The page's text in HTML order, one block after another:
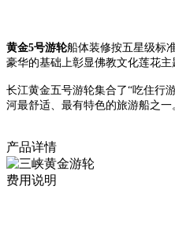
黄金5号游轮船体装修按五星级标
豪华的基础上彰显佛教文化莲花主
长江黄金五号游轮集合了“吃住行
河最舒适、最有特色的旅游船之一
产品详情
费用说明